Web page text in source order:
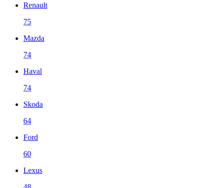
Renault
75
Mazda
74
Haval
74
Skoda
64
Ford
60
Lexus